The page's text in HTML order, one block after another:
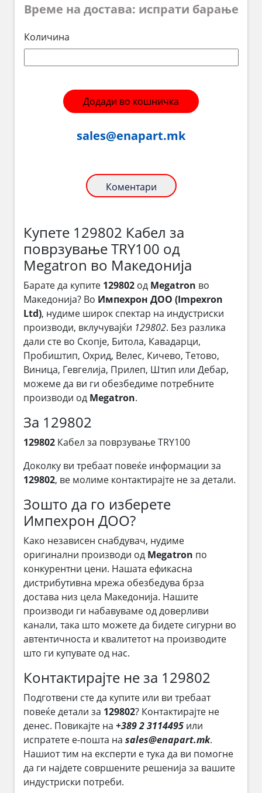
Време на достава: испрати барање
Количина
Додади во кошничка
sales@enapart.mk
Коментари
Купете 129802 Кабел за
поврзување TRY100 од
Megatron во Македонија
Барате да купите 129802 од Megatron во
Македонија? Во Импехрон ДОО (Impexron
Ltd), нудиме широк спектар на индустриски
производи, вклучувајќи 129802. Без разлика
дали сте во Скопје, Битола, Кавадарци,
Пробиштип, Охрид, Велес, Кичево, Тетово,
Виница, Гевгелија, Прилеп, Штип или Дебар,
можеме да ви ги обезбедиме потребните
производи од Megatron.
За 129802
129802 Кабел за поврзување TRY100
Доколку ви требаат повеќе информации за
129802, ве молиме контактирајте не за детали.
Зошто да го изберете
Импехрон ДОО?
Како независен снабдувач, нудиме
оригинални производи од Megatron по
конкурентни цени. Нашата ефикасна
дистрибутивна мрежа обезбедува брза
достава низ цела Македонија. Нашите
производи ги набавуваме од доверливи
канали, така што можете да бидете сигурни во
автентичноста и квалитетот на производите
што ги купувате од нас.
Контактирајте не за 129802
Подготвени сте да купите или ви требаат
повеќе детали за 129802? Контактирајте не
денес. Повикајте на +389 2 3114495 или
испратете е-пошта на sales@enapart.mk.
Нашиот тим на експерти е тука да ви помогне
да ги најдете совршените решенија за вашите
индустриски потреби.